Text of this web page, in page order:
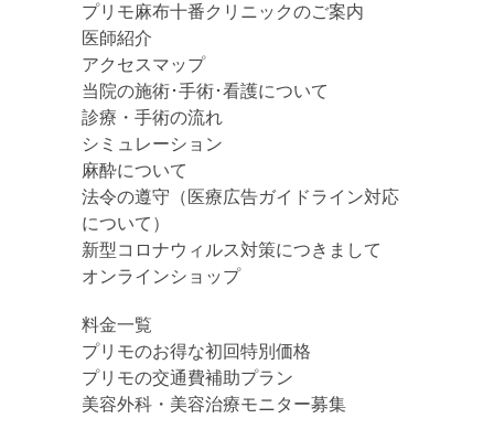
プリモ麻布十番クリニックのご案内
医師紹介
アクセスマップ
当院の施術･手術･看護について
診療・手術の流れ
シミュレーション
麻酔について
法令の遵守（医療広告ガイドライン対応
について）
新型コロナウィルス対策につきまして
オンラインショップ
料金一覧
プリモのお得な初回特別価格
プリモの交通費補助プラン
美容外科・美容治療モニター募集